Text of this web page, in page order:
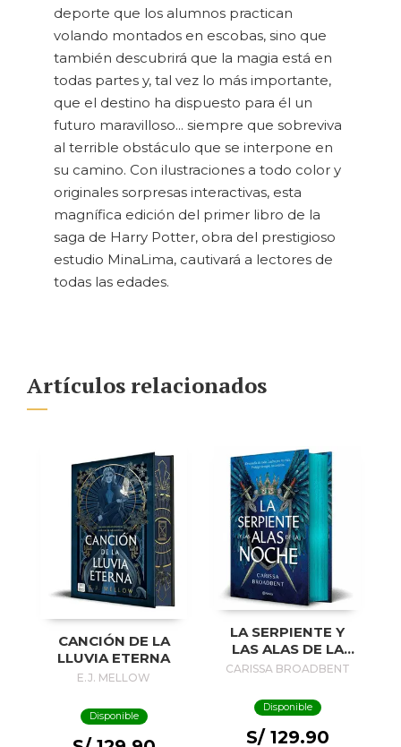
deporte que los alumnos practican
volando montados en escobas, sino que
también descubrirá que la magia está en
todas partes y, tal vez lo más importante,
que el destino ha dispuesto para él un
futuro maravilloso... siempre que sobreviva
al terrible obstáculo que se interpone en
su camino. Con ilustraciones a todo color y
originales sorpresas interactivas, esta
magnífica edición del primer libro de la
saga de Harry Potter, obra del prestigioso
estudio MinaLima, cautivará a lectores de
todas las edades.
Artículos relacionados
CANCIÓN DE LA
LLUVIA ETERNA
E.J. MELLOW
Disponible
LA SERPIENTE Y
LAS ALAS DE LA
NOCHE (EDICIÓN
CARISSA BROADBENT
Disponible
S/ 129.90